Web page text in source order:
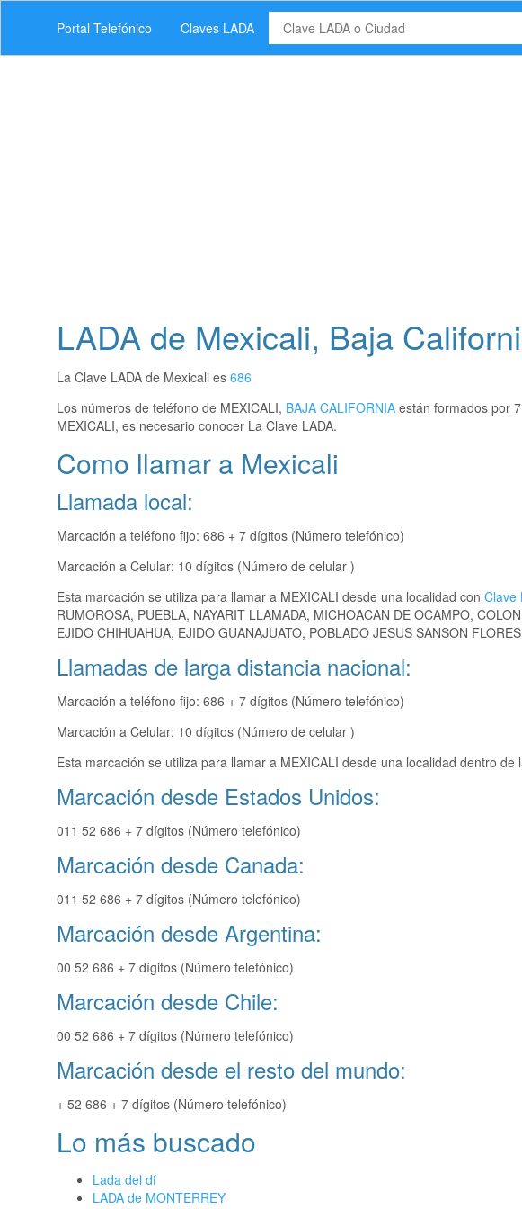
Portal Telefónico Claves LADA
LADA de Mexicali, Baja
La Clave LADA de Mexicali es 686
Los números de teléfono de MEXICALI, BAJA CALIFORNIA están formados por
MEXICALI, es necesario conocer La Clave LADA.
Como llamar a Mexicali
Llamada local:
Marcación a teléfono fijo: 686 + 7 dígitos (Número telefónico)
Marcación a Celular: 10 dígitos (Número de celular )
Esta marcación se utiliza para llamar a MEXICALI desde una localidad con Clave
RUMOROSA, PUEBLA, NAYARIT LLAMADA, MICHOACAN DE OCAMPO,
EJIDO CHIHUAHUA, EJIDO GUANAJUATO, POBLADO JESUS SANSON
Llamadas de larga distancia nacional:
Marcación a teléfono fijo: 686 + 7 dígitos (Número telefónico)
Marcación a Celular: 10 dígitos (Número de celular )
Esta marcación se utiliza para llamar a MEXICALI desde una localidad dentro de
Marcación desde Estados Unidos:
011 52 686 + 7 dígitos (Número telefónico)
Marcación desde Canada:
011 52 686 + 7 dígitos (Número telefónico)
Marcación desde Argentina:
00 52 686 + 7 dígitos (Número telefónico)
Marcación desde Chile:
00 52 686 + 7 dígitos (Número telefónico)
Marcación desde el resto del mundo:
+ 52 686 + 7 dígitos (Número telefónico)
Lo más buscado
Lada del df
LADA de MONTERREY